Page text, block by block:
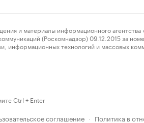
информационного агентства
(Роскомнадзор) 09.12.2015 за
информационных технологий и массовых
Ctrl + Enter
соглашение · Политика в